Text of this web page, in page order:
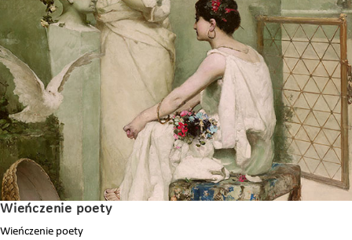
Wieńczenie poety
Wieńczenie poety